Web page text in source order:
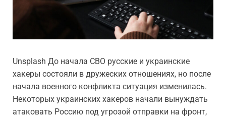
Unsplash До начала СВО русские и украинские
хакеры состояли в дружеских отношениях, но после
начала военного конфликта ситуация изменилась.
Некоторых украинских хакеров начали вынуждать
атаковать Россию под угрозой отправки на фронт,